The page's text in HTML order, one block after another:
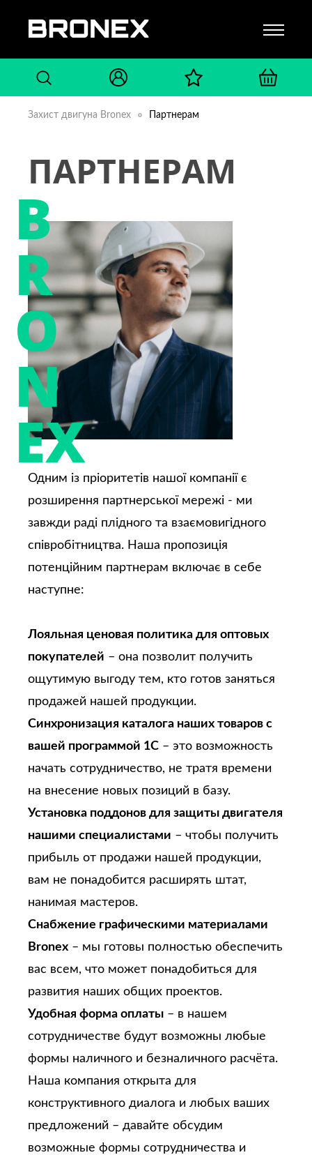
Захист двигуна Bronex Партнерам
ПАРТНЕРАМ
B
R
O
N
EX
Одним із пріоритетів нашої компанії є
розширення партнерської мережі - ми
завжди раді плідного та взаємовигідного
співробітництва. Наша пропозиція
потенційним партнерам включає в себе
наступне:
Лояльная ценовая политика для оптовых
покупателей – она позволит получить
ощутимую выгоду тем, кто готов заняться
продажей нашей продукции.
Синхронизация каталога наших товаров с
вашей программой 1С – это возможность
начать сотрудничество, не тратя времени
на внесение новых позиций в базу.
Установка поддонов для защиты двигателя
нашими специалистами – чтобы получить
прибыль от продажи нашей продукции,
вам не понадобится расширять штат,
нанимая мастеров.
Снабжение графическими материалами
Bronex – мы готовы полностью обеспечить
вас всем, что может понадобиться для
развития наших общих проектов.
Удобная форма оплаты – в нашем
сотрудничестве будут возможны любые
формы наличного и безналичного расчёта.
Наша компания открыта для
конструктивного диалога и любых ваших
предложений – давайте обсудим
возможные формы сотрудничества и